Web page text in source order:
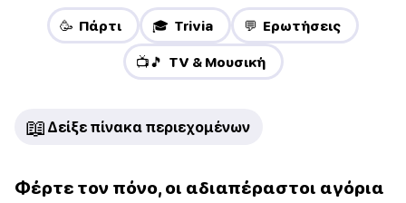
🥳 Πάρτι 🎓 Trivia 💬 Ερωτήσεις
📺🎵 TV & Μουσική
📖 Δείξε πίνακα περιεχομένων
Φέρτε τον πόνο, οι αδιαπέραστοι αγόρια